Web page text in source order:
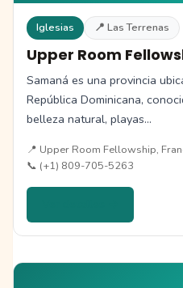
Iglesias 📍 Las Terrenas
Upper Room
Samaná es una provincia
República Dominicana,
belleza natural, playas…
📍 Upper Room Fellowship,
📞 (+1) 809-705-5263